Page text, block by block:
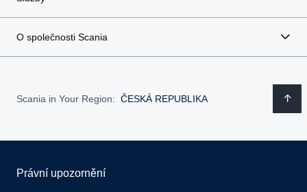
O společnosti Scania
Scania in Your Region: ČESKÁ REPUBLIKA
Právní upozornění